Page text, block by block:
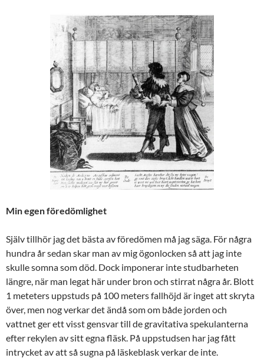
Min egen föredömlighet
Själv tillhör jag det bästa av föredömen må jag säga. För några
hundra år sedan skar man av mig ögonlocken så att jag inte
skulle somna som död. Dock imponerar inte studbarheten
längre, när man legat här under bron och stirrat några år. Blott
1 meteters uppstuds på 100 meters fallhöjd är inget att skryta
över, men nog verkar det ändå som om både jorden och
vattnet ger ett visst gensvar till de gravitativa spekulanterna
efter rekylen av sitt egna fläsk. På uppstudsen har jag fått
intrycket av att så sugna på läskeblask verkar de inte.